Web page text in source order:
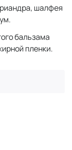
шалфея
бальзама
пленки.